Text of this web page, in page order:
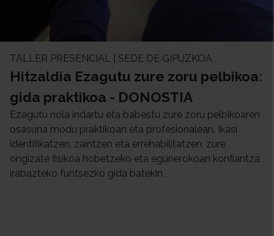
TALLER PRESENCIAL | SEDE DE GIPUZKOA
Hitzaldia Ezagutu zure zoru pelbikoa:
gida praktikoa - DONOSTIA
Ezagutu nola indartu eta babestu zure zoru pelbikoaren
osasuna modu praktikoan eta profesionalean. Ikasi
identifikatzen, zaintzen eta errehabilitatzen, zure
ongizate fisikoa hobetzeko eta egunerokoan konfiantza
irabazteko funtsezko gida batekin.